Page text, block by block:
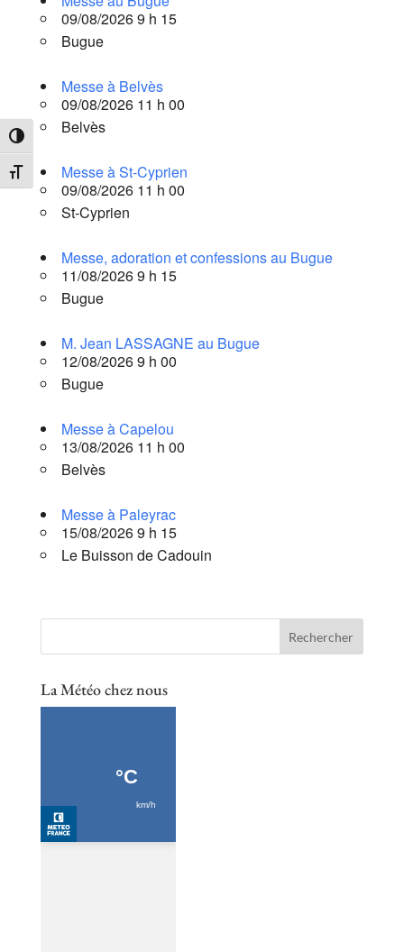
Passer en contraste élevé
Changer la taille de la police
09/08/2026 9 h 15
Bugue
Messe à Belvès
09/08/2026 11 h 00
Belvès
Messe à St-Cyprien
09/08/2026 11 h 00
St-Cyprien
Messe, adoration et confessions au Bugue
11/08/2026 9 h 15
Bugue
M. Jean LASSAGNE au Bugue
12/08/2026 9 h 00
Bugue
Messe à Capelou
13/08/2026 11 h 00
Belvès
Messe à Paleyrac
15/08/2026 9 h 15
Le Buisson de Cadouin
La Météo chez nous